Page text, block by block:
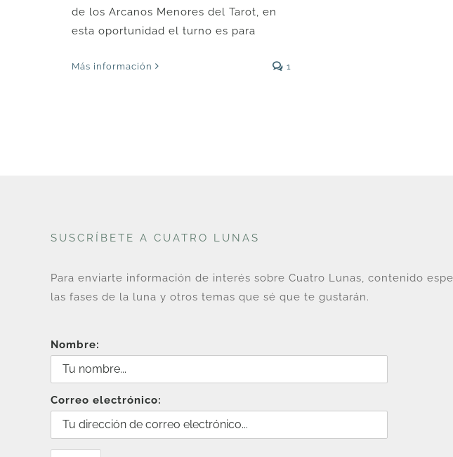
de los Arcanos Menores del Tarot, en
esta oportunidad el turno es para
Más información 1
SUSCRÍBETE A CUATRO LUNAS
Para enviarte información de interés sobre Cuatro Lunas, contenido
las fases de la luna y otros temas que sé que te gustarán.
Nombre:
Correo electrónico: